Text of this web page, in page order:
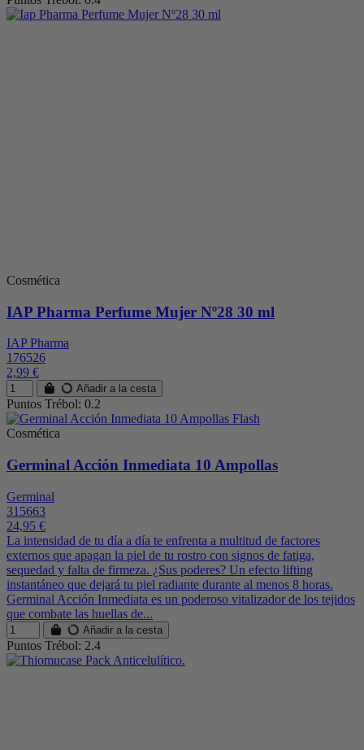
Cosmética
IAP Pharma Perfume Mujer Nº28 30 ml
IAP Pharma
176526
2,99 €
Añadir a la cesta
Puntos Trébol: 0.2
Cosmética
Germinal Acción Inmediata 10 Ampollas
Germinal
315663
24,95 €
La intensidad de tu día a día te enfrenta a multitud de factores
externos que apagan la piel de tu rostro con signos de fatiga,
sequedad y falta de firmeza. ¿Sus poderes? Un efecto lifting
instantáneo que dejará tu piel radiante durante al menos 8 horas.
Germinal Acción Inmediata es un poderoso vitalizador de los tejidos
que combate las huellas de...
Añadir a la cesta
Puntos Trébol: 2.4